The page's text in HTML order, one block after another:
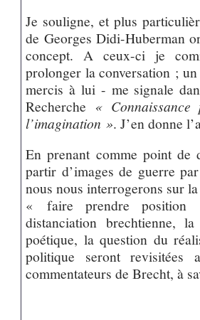
Je souligne, et plus
de Georges Didi-Huberman
concept. A ceux-ci je
prolonger la conversation ;
mercis à lui - me signale
Recherche «
l’imagination ». J’en donne
En prenant comme point de
partir d’images de guerre
nous nous interrogerons sur
« faire prendre position
distanciation brechtienne,
poétique, la question du
politique seront revisitées
commentateurs de Brecht, à